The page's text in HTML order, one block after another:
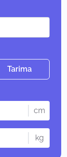
Tarima
cm
kg